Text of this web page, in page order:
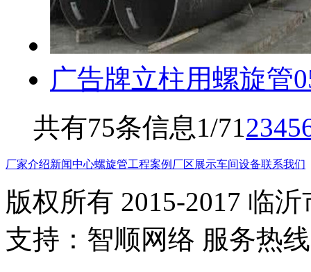
广告牌立柱用螺旋管
共有75条信息1/712345
厂家介绍新闻中心螺旋管工程案例 厂区展示车间设备联系我们
版权所有 2015-2017 临
支持：智顺网络 服务热